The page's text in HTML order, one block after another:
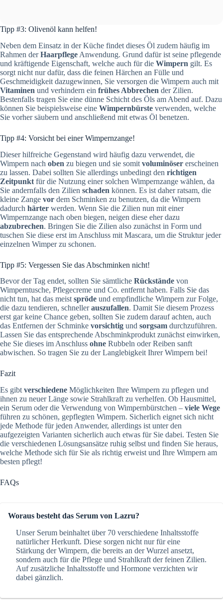
Tipp #3: Olivenöl kann helfen!
Neben dem Einsatz in der Küche findet dieses Öl zudem häufig im
Rahmen derHaarpflege Anwendung. Grund dafür ist seine pflegende
und kräftigende Eigenschaft, welche auch für die Wimpern gilt. Es
sorgt nicht nur dafür, dass die feinen Härchen an Fülle und
Geschmeidigkeit dazugewinnen, Sie versorgen die Wimpern auch mit
Vitaminen und verhindern ein frühes Abbrechen der Zilien.
Bestenfalls tragen Sie eine dünne Schicht des Öls am Abend auf. Dazu
können Sie beispielsweise eine Wimpernbürste verwenden, welche
Sie vorher säubern und anschließend mit etwas Öl benetzen.
Tipp #4: Vorsicht bei einer Wimpernzange!
Dieser hilfreiche Gegenstand wird häufig dazu verwendet, die
Wimpern nach oben zu biegen und sie somit voluminöser erscheinen
zu lassen. Dabei sollten Sie allerdings unbedingt den richtigen
Zeitpunkt für die Nutzung einer solchen Wimpernzange wählen, da
Sie andernfalls den Zilien schaden können. Es ist daher ratsam, die
kleine Zange vor dem Schminken zu benutzen, da die Wimpern
dadurch härter werden. Wenn Sie die Zilien nun mit einer
Wimpernzange nach oben biegen, neigen diese eher dazu
abzubrechen. Bringen Sie die Zilien also zunächst in Form und
tuschen Sie diese erst im Anschluss mit Mascara, um die Struktur jeder
einzelnen Wimper zu schonen.
Tipp #5: Vergessen Sie das Abschminken nicht!
Bevor der Tag endet, sollten Sie sämtliche Rückstände von
Wimperntusche, Pflegecreme und Co. entfernt haben. Falls Sie das
nicht tun, hat das meist spröde und empfindliche Wimpern zur Folge,
die dazu tendieren, schnellerauszufallen. Damit Sie diesem Prozess
erst gar keine Chance geben, sollten Sie zudem darauf achten, auch
das Entfernen der Schminke vorsichtig und sorgsam durchzuführen.
Lassen Sie das entsprechende Abschminkprodukt zunächst einwirken,
ehe Sie dieses im Anschluss ohne Rubbeln oder Reiben sanft
abwischen. So tragen Sie zu der Langlebigkeit Ihrer Wimpern bei!
Fazit
Es gibt verschiedene Möglichkeiten Ihre Wimpern zu pflegen und
ihnen zu neuer Länge sowie Strahlkraft zu verhelfen. Ob Hausmittel,
ein Serum oder die Verwendung von Wimpernbürstchen – viele Wege
führen zu schönen, gepflegten Wimpern. Sicherlich eignet sich nicht
jede Methode für jeden Anwender, allerdings ist unter den
aufgezeigten Varianten sicherlich auch etwas für Sie dabei. Testen Sie
die verschiedenen Lösungsansätze ruhig selbst und finden Sie heraus,
welche Methode sich für Sie als richtig erweist und Ihre Wimpern am
besten pflegt!
FAQs
Woraus besteht das Serum von Lazru?
Unser Serum beinhaltet über 70 verschiedene Inhaltsstoffe
natürlicher Herkunft. Diese sorgen nicht nur für eine
Stärkung der Wimpern, die bereits an der Wurzel ansetzt,
sondern auch für die Pflege und Strahlkraft der feinen Zilien.
Auf zusätzliche Inhaltsstoffe und Hormone verzichten wir
dabei gänzlich.